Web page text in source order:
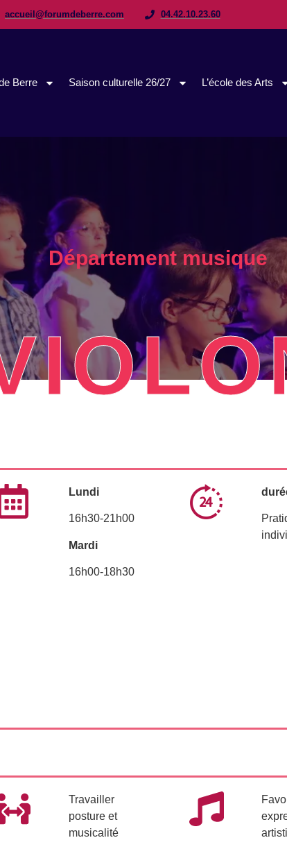
accueil@forumdeberre.com 04.42.10.23.60
Berre Saison culturelle 26/27 L’école des Arts
Département musique
Lundi
16h30-21h00
Mardi
16h00-18h30
Travailler
posture et
musicalité